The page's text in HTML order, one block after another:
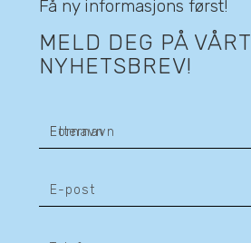
Få ny informasjons først!
MELD DEG PÅ VÅRT
NYHETSBREV!